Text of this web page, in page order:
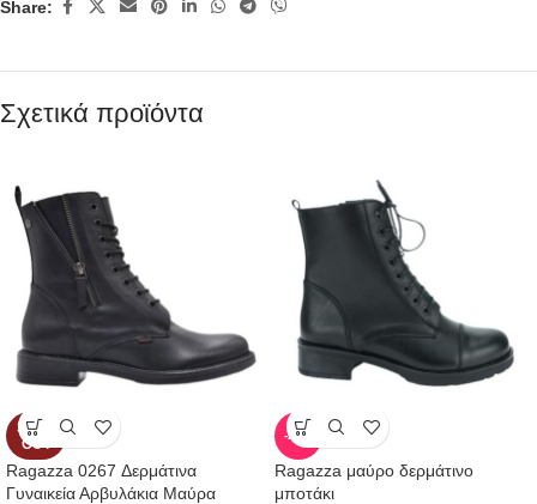
Share:
Σχετικά προϊόντα
SOLD
OUT
Ragazza 0267 Δερμάτινα
Γυναικεία Αρβυλάκια Μαύρα
-27%
Ragazza μαύρο δερμάτινο
μποτάκι